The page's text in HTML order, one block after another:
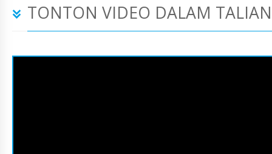
TONTON VIDEO DALAM TALIAN